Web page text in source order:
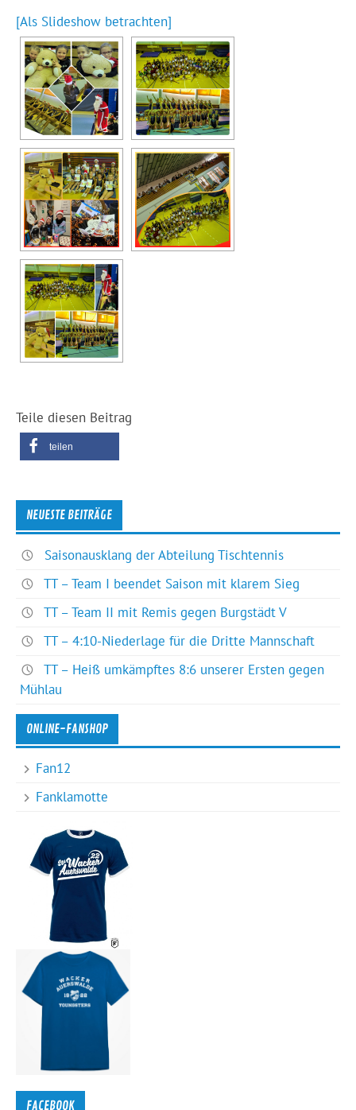
[Als Slideshow betrachten]
Teile diesen Beitrag
teilen
NEUESTE BEITRÄGE
Saisonausklang der Abteilung Tischtennis
TT – Team I beendet Saison mit klarem Sieg
TT – Team II mit Remis gegen Burgstädt V
TT – 4:10-Niederlage für die Dritte Mannschaft
TT – Heiß umkämpftes 8:6 unserer Ersten gegen
Mühlau
ONLINE-FANSHOP
Fan12
Fanklamotte
FACEBOOK